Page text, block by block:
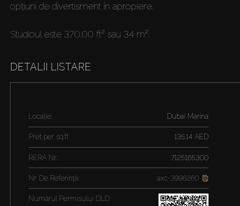
opțiuni de divertisment în apropiere.
Studioul este 370.00 ft² sau 34 m².
DETALII LISTARE
Locație: Dubai Marina
Pret per sq.ft 135.14 AED
RERA Nr.: 7125165300
Nr. De Referință: axc-3996260
Numărul Permisului DLD: